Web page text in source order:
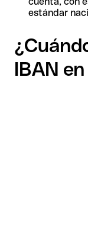
estándar
IBAN